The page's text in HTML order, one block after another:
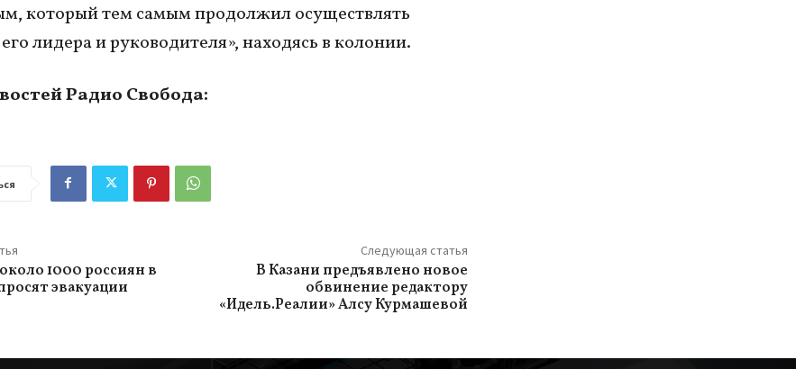
который тем самым продолжил осуществлять
лидера и руководителя», находясь в колонии.
Радио Свобода:
1000 россиян в
эвакуации
Следующая статья
В Казани предъявлено новое
обвинение редактору
«Идель.Реалии» Алсу Курмашевой